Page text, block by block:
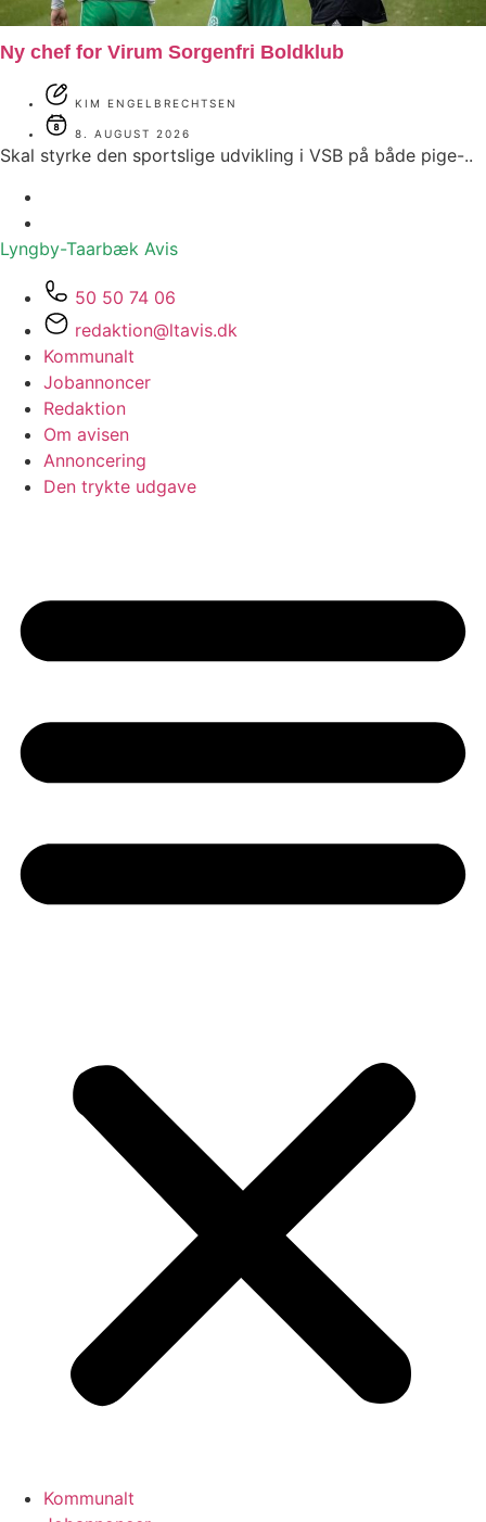
Ny chef for Virum Sorgenfri Boldklub
KIM ENGELBRECHTSEN
8. AUGUST 2026
Skal styrke den sportslige udvikling i VSB på både pige-..
Lyngby-Taarbæk Avis
50 50 74 06
redaktion@ltavis.dk
Kommunalt
Jobannoncer
Redaktion
Om avisen
Annoncering
Den trykte udgave
Kommunalt